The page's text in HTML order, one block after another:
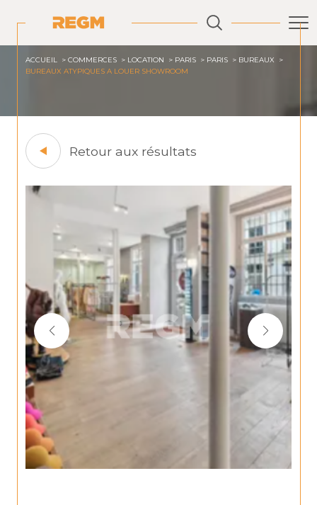
ACCUEIL COMMERCES LOCATION PARIS PARIS
BUREAUX
BUREAUX ATYPIQUES A LOUER SHOWROOM
Retour aux résultats